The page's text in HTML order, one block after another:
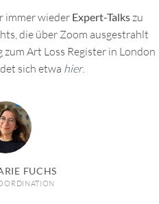
immer wieder Expert-Talkszu
die über Zoom ausgestrahlt
Art Loss Register in London
sich etwa hier.
FUCHS